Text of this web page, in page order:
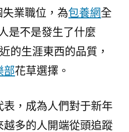
業職位，為包養網全
是不是發生了什麼
的生涯東西的品質，
部花草選擇。
，成為人們對于新年
越多的人開端從頭追蹤